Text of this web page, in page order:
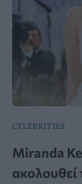
CELEBRITIES
Miranda
ακολουθεί